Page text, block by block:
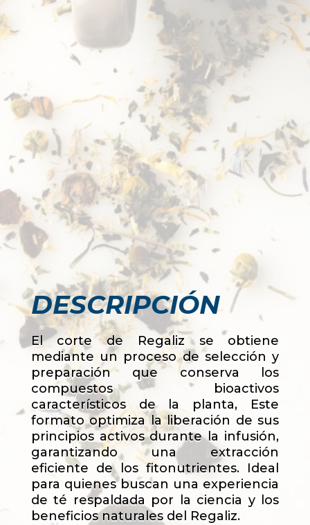
DESCRIPCIÓN
El corte de Regaliz se obtiene
mediante un proceso de selección y
preparación que conserva los
compuestos bioactivos
característicos de la planta, Este
formato optimiza la liberación de sus
principios activos durante la infusión,
garantizando una extracción
eficiente de los fitonutrientes. Ideal
para quienes buscan una experiencia
de té respaldada por la ciencia y los
beneficios naturales del Regaliz.